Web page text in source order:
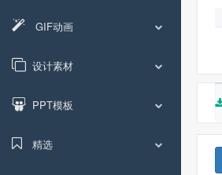
GIF动画
设计素材
PPT模板
精选